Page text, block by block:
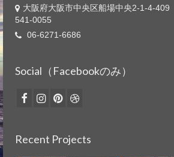
大阪府大阪市中央区船場中央2-1-4-409
541-0055
06-6271-6686
Social（Facebookのみ）
Recent Projects